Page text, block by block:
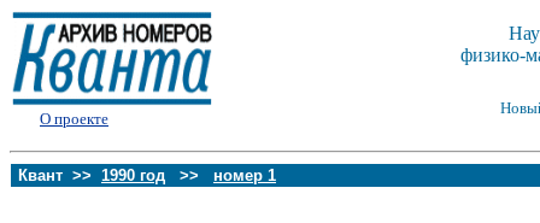
О проекте
физико-
Квант >> 1990 год >> номер 1